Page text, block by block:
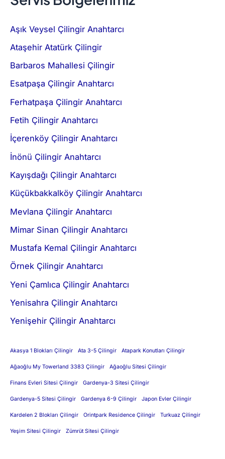
Aşık Veysel Çilingir Anahtarcı
Ataşehir Atatürk Çilingir
Barbaros Mahallesi Çilingir
Esatpaşa Çilingir Anahtarcı
Ferhatpaşa Çilingir Anahtarcı
Fetih Çilingir Anahtarcı
İçerenköy Çilingir Anahtarcı
İnönü Çilingir Anahtarcı
Kayışdağı Çilingir Anahtarcı
Küçükbakkalköy Çilingir Anahtarcı
Mevlana Çilingir Anahtarcı
Mimar Sinan Çilingir Anahtarcı
Mustafa Kemal Çilingir Anahtarcı
Örnek Çilingir Anahtarcı
Yeni Çamlıca Çilingir Anahtarcı
Yenisahra Çilingir Anahtarcı
Yenişehir Çilingir Anahtarcı
Akasya 1 Blokları Çilingir Ata 3-5 Çilingir Atapark Konutları Çilingir
Ağaoğlu My Towerland 3383 Çilingir Ağaoğlu Sitesi Çilingir
Finans Evleri Sitesi Çilingir Gardenya-3 Sitesi Çilingir
Gardenya-5 Sitesi Çilingir Gardenya 6-9 Çilingir Japon Evler Çilingir
Kardelen 2 Blokları Çilingir Orintpark Residence Çilingir Turkuaz Çilingir
Yeşim Sitesi Çilingir Zümrüt Sitesi Çilingir